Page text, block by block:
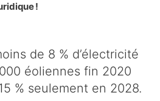
!
de 8 % d’électricité
éoliennes fin 2020
% seulement en 2028.